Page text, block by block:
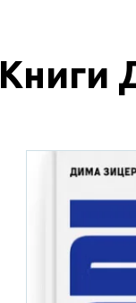
Книги